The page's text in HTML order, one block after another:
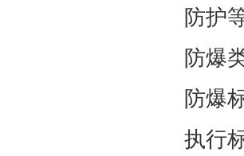
防护
防爆
防爆
执行